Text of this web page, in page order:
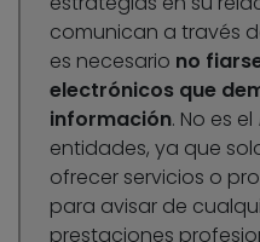
comunican a través
es necesario no
electrónicos que
información. No es el
entidades, ya que
ofrecer servicios o
para avisar de
prestaciones